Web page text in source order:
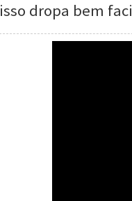
isso dropa bem